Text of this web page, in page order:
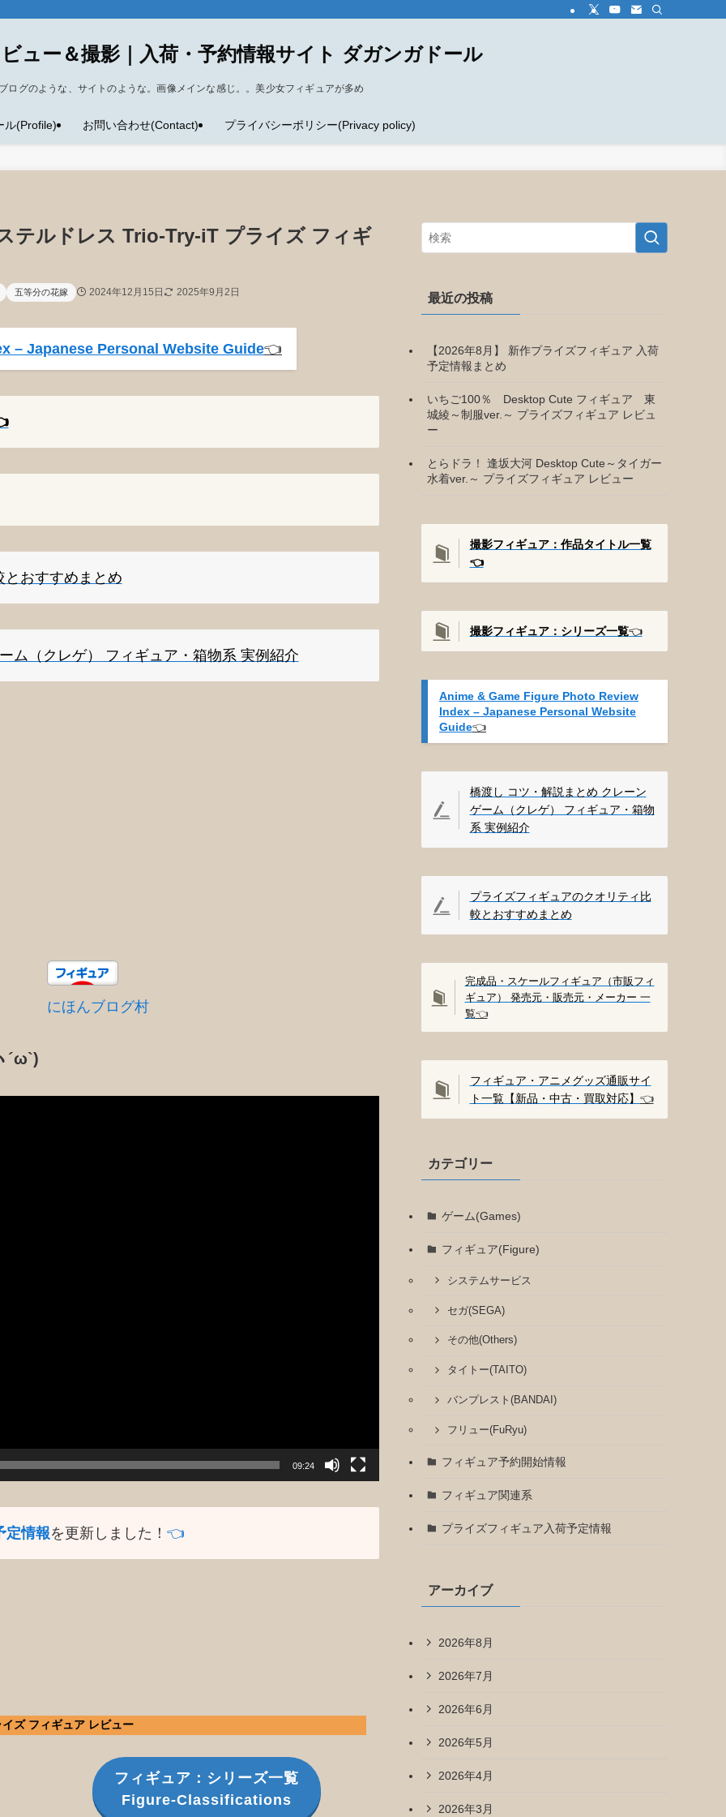
ュー＆撮影｜入荷・予約情報サイト ダガンガドール
ブログのような、サイトのような。画像メインな感じ。。美少女フィギュアが多め
ル(Profile) お問い合わせ(Contact) プライバシーポリシー(Privacy policy)
テルドレス Trio-Try-iT プライズ フィギ
五等分の花嫁 2024年12月15日 2025年9月2日
– Japanese Personal Website Guide👈️
とおすすめまとめ
ム（クレゲ） フィギュア・箱物系 実例紹介
にほんブログ村
´ω`)
09:24
定情報を更新しました！ 👈️
ズ フィギュア レビュー
フィギュア：シリーズ一覧
Figure-Classifications
最近の投稿
【2026年8月】 新作プライズフィギュア 入荷
予定情報まとめ
いちご100％ Desktop Cute フィギュア 東
城綾～制服ver.～ プライズフィギュア レビュ
ー
とらドラ！ 逢坂大河 Desktop Cute～タイガー
水着ver.～ プライズフィギュア レビュー
撮影フィギュア：作品タイトル一覧
👈️
撮影フィギュア：シリーズ一覧👈️
Anime & Game Figure Photo Review
Index – Japanese Personal Website
Guide👈️
橋渡し コツ・解説まとめ クレーン
ゲーム（クレゲ） フィギュア・箱物
系 実例紹介
プライズフィギュアのクオリティ比
較とおすすめまとめ
完成品・スケールフィギュア（市販フィ
ギュア） 発売元・販売元・メーカー 一
覧👈️
フィギュア・アニメグッズ通販サイ
ト一覧【新品・中古・買取対応】 👈️
カテゴリー
ゲーム(Games)
フィギュア(Figure)
システムサービス
セガ(SEGA)
その他(Others)
タイトー(TAITO)
バンプレスト(BANDAI)
フリュー(FuRyu)
フィギュア予約開始情報
フィギュア関連系
プライズフィギュア入荷予定情報
アーカイブ
2026年8月
2026年7月
2026年6月
2026年5月
2026年4月
2026年3月